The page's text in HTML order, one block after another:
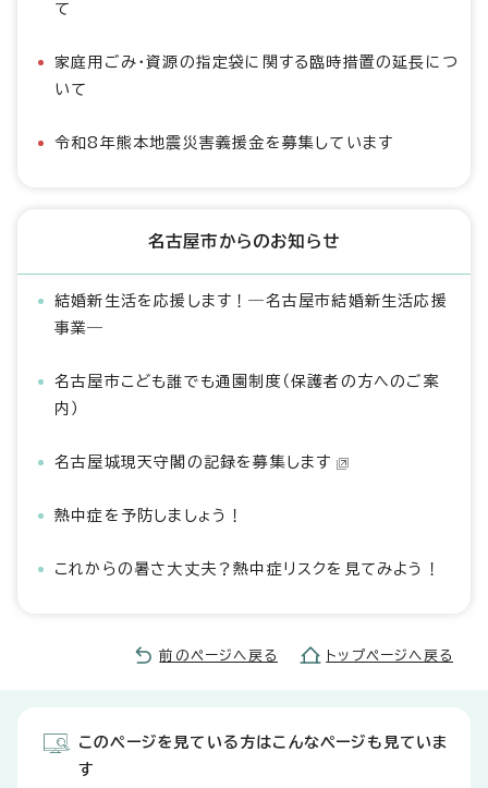
て
家庭用ごみ・資源の指定袋に関する臨時措置の延長につ
いて
令和8年熊本地震災害義援金を募集しています
名古屋市からのお知らせ
結婚新生活を応援します！―名古屋市結婚新生活応援
事業―
名古屋市こども誰でも通園制度（保護者の方へのご案
内）
名古屋城現天守閣の記録を募集します
熱中症を予防しましょう！
これからの暑さ大丈夫？熱中症リスクを見てみよう！
前のページへ戻る トップページへ戻る
このページを見ている方はこんなページも見ていま
す